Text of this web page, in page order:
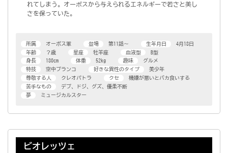
れてしまう。オーボスから与えられるエネルギーで若さと美し
さを保っていた。
所属 オーボス軍 登場 第11話～ 生年月日
4月18日
年齢
？歳 星座 牡羊座 血液型
B型
身長
180cm 体重 52kg 趣味
グルメ
特技
空中ブランコ 好きな異性のタイプ
美少年
尊敬する人
クレオパトラ クセ
機嫌が悪いとバカ食いする
苦手なもの
デブ、ドジ、グズ、優柔不断
夢
ミュージカルスター
ビオレッツェ